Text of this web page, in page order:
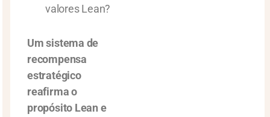
valores Lean?
Um sistema de
recompensa
estratégico
reafirma o
propósito Lean e